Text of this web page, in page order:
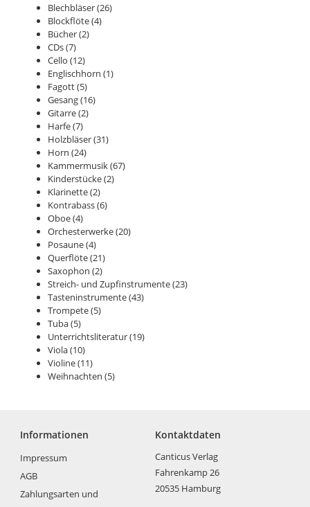
Blechbläser(26)
Blockflöte(4)
Bücher(2)
CDs(7)
Cello (12)
Englischhorn (1)
Fagott(5)
Gesang(16)
Gitarre(2)
Harfe(7)
Holzbläser(31)
Horn (24)
Kammermusik(67)
Kinderstücke(2)
Klarinette(2)
Kontrabass(6)
Oboe(4)
Orchesterwerke(20)
Posaune(4)
Querflöte(21)
Saxophon (2)
Streich- und Zupfinstrumente(23)
Tasteninstrumente(43)
Trompete(5)
Tuba(5)
Unterrichtsliteratur(19)
Viola(10)
Violine(11)
Weihnachten (5)
Informationen
Impressum
AGB
Zahlungsarten und
Kontaktdaten
Canticus Verlag
Fahrenkamp 26
20535 Hamburg